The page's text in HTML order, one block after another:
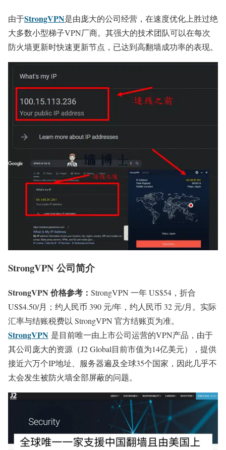
由于StrongVPN是由庞大的公司经营，在速度优化上胜过绝
大多数小型梯子VPN厂商。其强大的技术团队可以在每次
防火墙更新时快速更新节点，已达到高翻墙成功率的表现。
StrongVPN 公司简介
StrongVPN 价格参考： StrongVPN 一年 US$54，折合
US$4.50/月；约人民币 390 元/年，约人民币 32 元/月。实际
汇率与结账税费以 StrongVPN 官方结账页为准。
StrongVPN 是目前唯一由上市公司运营的VPN产品，由于
其公司庞大的资源（J2 Global目前市值为14亿美元），提供
接近六万个IP地址、服务器遍及全球35个国家，因此几乎不
太会发生被防火墙全部屏蔽的问题。